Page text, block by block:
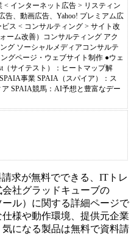
インターネット広告 > リスティン
告、動画広告、Yahoo! プレミアム広
ス < コンサルティング > サイト改
ーム改善）コンサルティング アク
グ ソーシャルメディアコンサルテ
グページ・ウェブサイト制作 ●ウェ
（サイテスト）：ヒートマップ解
事業 SPAIA（スパイア）：ス
SPAIA競馬：AI予想と豊富なデー
求が無料でできる、ITトレ
会社グラッドキューブの
ール）に関する詳細ページで
様や動作環境、提供元企業
になる製品は無料で資料請